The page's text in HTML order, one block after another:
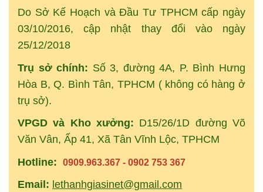
Do Sở Kế Hoạch và Đầu Tư TPHCM cấp ngày
03/10/2016, cập nhật thay đổi vào ngày
25/12/2018
Trụ sở chính: Số 3, đường 4A, P. Bình Hưng
Hòa B, Q. Bình Tân, TPHCM ( không có hàng ở
trụ sở).
VPGD và Kho xưởng: D15/26/1D đường Võ
Văn Vân, Ấp 41, Xã Tân Vĩnh Lộc, TPHCM
Hotline: 0909.963.367 - 0902 753 367
Email: lethanhgiasinet@gmail.com